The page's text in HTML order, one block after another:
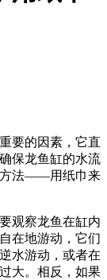
要的因素，它直
保龙鱼缸的水流
方法——用纸巾来
观察龙鱼在缸内
在地游动，它们
水游动，或者在
大。相反，如果